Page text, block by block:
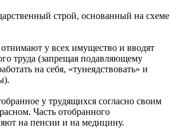
строй, основанный на схеме
у всех имущество и вводят
труда (запрещая подавляющему
на себя, «тунеядствовать» и
у трудящихся согласно своим
Часть отобранного
на пенсии и на медицину.